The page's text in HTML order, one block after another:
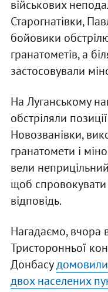
військових
Старогнатівки,
бойовики
гранатометів, а
застосовували
На Луганському
обстріляли
Новозванівки,
гранатомети і
вели
щоб спровокувати
відповідь.
Нагадаємо, вчора
Тристоронньої
Донбасу
двох населених